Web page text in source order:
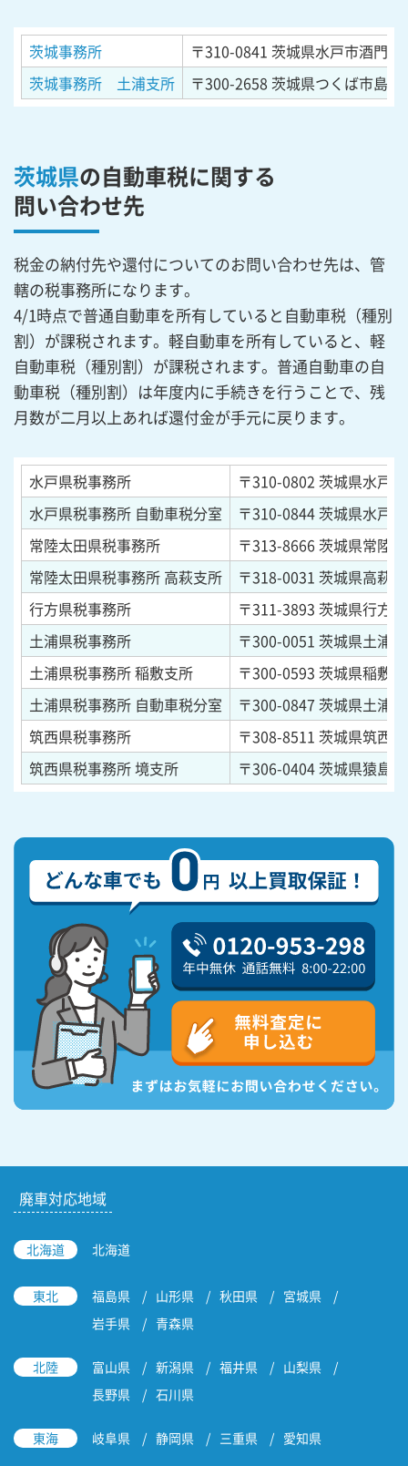
茨城事務所 〒310-0841 茨城県水戸市酒門町
茨城事務所 土浦支所
〒300-2658 茨城県つくば市島
茨城県の自動車税に関する
問い合わせ先
税金の納付先や還付についてのお問い合わせ先は、管
轄の税事務所になります。
4/1時点で普通自動車を所有していると自動車税（種別
割）が課税されます。軽自動車を所有していると、軽
自動車税（種別割）が課税されます。普通自動車の自
動車税（種別割）は年度内に手続きを行うことで、残
月数が二月以上あれば還付金が手元に戻ります。
水戸県税事務所 〒310-0802 茨城県水戸
水戸県税事務所 自動車税分室
〒310-0844茨城県水戸
常陸太田県税事務所
〒313-8666茨城県常陸
常陸太田県税事務所 高萩支所
〒318-0031 茨城県高萩
行方県税事務所
〒311-3893 茨城県行方
土浦県税事務所
〒300-0051 茨城県土浦
土浦県税事務所 稲敷支所
〒300-0593 茨城県稲敷
土浦県税事務所 自動車税分室
〒300-0847茨城県土浦
筑西県税事務所
〒308-8511 茨城県筑西
筑西県税事務所 境支所
〒306-0404茨城県猿島
廃車対応地域
北海道 北海道
東北 福島県 山形県 秋田県
宮城県
岩手県
青森県
北陸 富山県 新潟県 福井県
山梨県
長野県
石川県
東海 岐阜県 静岡県 三重県 愛知県